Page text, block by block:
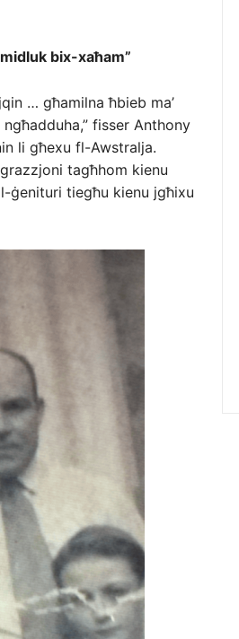
bix-xaħam”
… għamilna ħbieb ma’
fisser Anthony
li għexu fl-Awstralja.
tagħhom kienu
ġenituri tiegħu kienu jgħixu